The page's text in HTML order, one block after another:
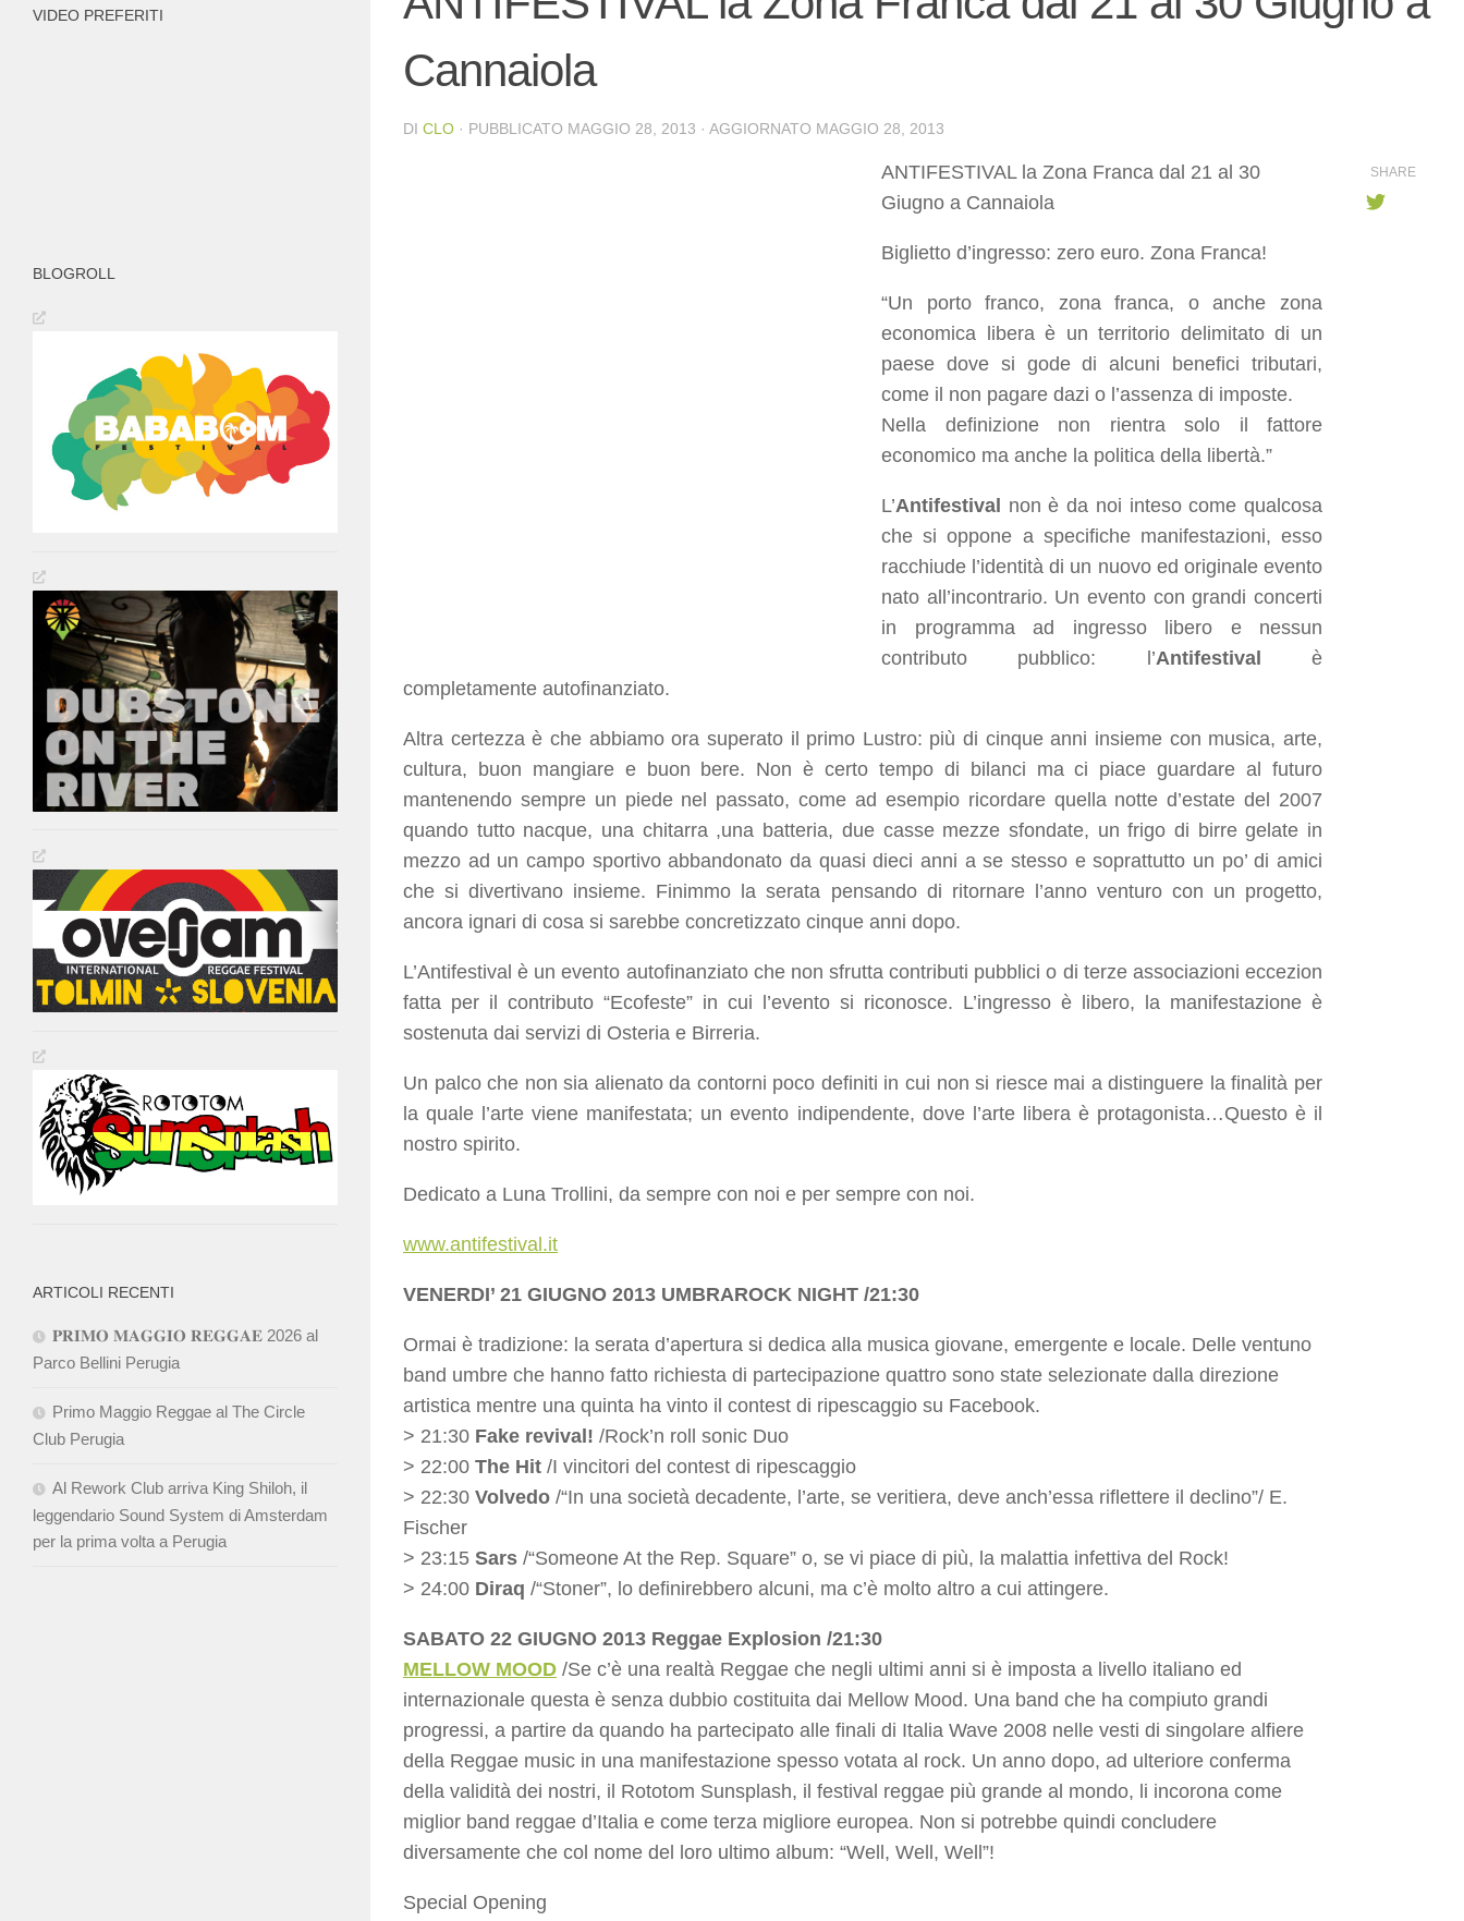
Cannaiola
DI CLO · PUBBLICATO MAGGIO 28, 2013 · AGGIORNATO MAGGIO 28, 2013
ANTIFESTIVAL la Zona Franca dal 21 al 30
Giugno a Cannaiola
Biglietto d’ingresso: zero euro. Zona Franca!
“Un porto franco, zona franca, o anche zona
economica libera è un territorio delimitato di un
paese dove si gode di alcuni benefici tributari,
come il non pagare dazi o l’assenza di imposte.
Nella definizione non rientra solo il fattore
economico ma anche la politica della libertà.”
L’Antifestival
non è da noi inteso come qualcosa
che si oppone a specifiche manifestazioni, esso
racchiude l’identità di un nuovo ed originale evento
nato all’incontrario. Un evento con grandi concerti
in programma ad ingresso libero e nessun
contributo pubblico: l’Antifestival
è
completamente autofinanziato.
Altra certezza è che abbiamo ora superato il primo Lustro: più di cinque anni insieme con musica, arte,
cultura, buon mangiare e buon bere. Non è certo tempo di bilanci ma ci piace guardare al futuro
mantenendo sempre un piede nel passato, come ad esempio ricordare quella notte d’estate del 2007
quando tutto nacque, una chitarra ,una batteria, due casse mezze sfondate, un frigo di birre gelate in
mezzo ad un campo sportivo abbandonato da quasi dieci anni a se stesso e soprattutto un po’ di amici
che si divertivano insieme. Finimmo la serata pensando di ritornare l’anno venturo con un progetto,
ancora ignari di cosa si sarebbe concretizzato cinque anni dopo.
L’Antifestival è un evento autofinanziato che non sfrutta contributi pubblici o di terze associazioni eccezion
fatta per il contributo “Ecofeste” in cui l’evento si riconosce. L’ingresso è libero, la manifestazione è
sostenuta dai servizi di Osteria e Birreria.
Un palco che non sia alienato da contorni poco definiti in cui non si riesce mai a distinguere la finalità per
la quale l’arte viene manifestata; un evento indipendente, dove l’arte libera è protagonista…Questo è il
nostro spirito.
Dedicato a Luna Trollini, da sempre con noi e per sempre con noi.
www.antifestival.it
VENERDI’ 21 GIUGNO 2013 UMBRAROCK NIGHT /21:30
Ormai è tradizione: la serata d’apertura si dedica alla musica giovane, emergente e locale. Delle ventuno
band umbre che hanno fatto richiesta di partecipazione quattro sono state selezionate dalla direzione
artistica mentre una quinta ha vinto il contest di ripescaggio su Facebook.
> 21:30 Fake revival! /Rock’n roll sonic Duo
> 22:00 The Hit /I vincitori del contest di ripescaggio
> 22:30 Volvedo /“In una società decadente, l’arte, se veritiera, deve anch’essa riflettere il declino”/ E.
Fischer
> 23:15 Sars /“Someone At the Rep. Square” o, se vi piace di più, la malattia infettiva del Rock!
> 24:00 Diraq /“Stoner”, lo definirebbero alcuni, ma c’è molto altro a cui attingere.
SABATO 22 GIUGNO 2013 Reggae Explosion /21:30
MELLOW MOOD /Se c’è una realtà Reggae che negli ultimi anni si è imposta a livello italiano ed
internazionale questa è senza dubbio costituita dai Mellow Mood. Una band che ha compiuto grandi
progressi, a partire da quando ha partecipato alle finali di Italia Wave 2008 nelle vesti di singolare alfiere
della Reggae music in una manifestazione spesso votata al rock. Un anno dopo, ad ulteriore conferma
della validità dei nostri, il Rototom Sunsplash, il festival reggae più grande al mondo, li incorona come
miglior band reggae d’Italia e come terza migliore europea. Non si potrebbe quindi concludere
diversamente che col nome del loro ultimo album: “Well, Well, Well”!
Special Opening
SHARE
VIDEO PREFERITI
BLOGROLL
ARTICOLI RECENTI
𝐏𝐑𝐈𝐌𝐎 𝐌𝐀𝐆𝐆𝐈𝐎 𝐑𝐄𝐆𝐆𝐀𝐄 2026 al
Parco Bellini Perugia
Primo Maggio Reggae al The Circle
Club Perugia
Al Rework Club arriva King Shiloh, il
leggendario Sound System di Amsterdam
per la prima volta a Perugia